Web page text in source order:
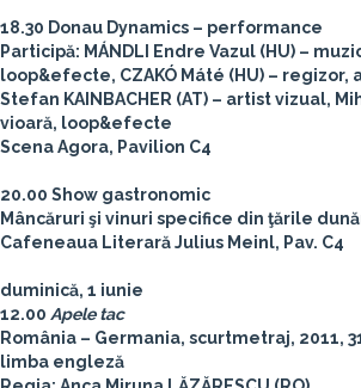
18.30 Donau Dynamics – performance
Participă: MÁNDLI Endre Vazul (HU) –
loop&efecte, CZAKÓ Máté (HU) – regizor,
Stefan KAINBACHER (AT) – artist vizual,
vioară, loop&efecte
Scena Agora, Pavilion C4
20.00 Show gastronomic
Mâncăruri şi vinuri specifice din ţările
Cafeneaua Literară Julius Meinl, Pav. C4
duminică, 1 iunie
12.00 Apele tac
România – Germania, scurtmetraj, 2011,
limba engleză